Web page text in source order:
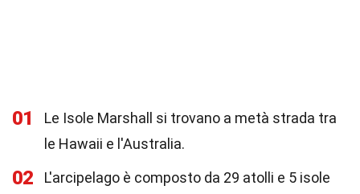
01
Le Isole Marshall si trovano a metà strada tra
le Hawaii e l'Australia.
02
L'arcipelago è composto da 29 atolli e 5 isole